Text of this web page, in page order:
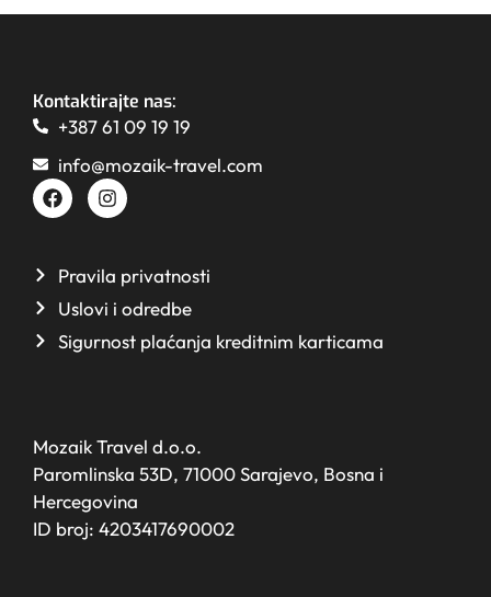
Kontaktirajte nas:
+387 61 09 19 19
info@mozaik-travel.com
Pravila privatnosti
Uslovi i odredbe
Sigurnost plaćanja kreditnim karticama
Mozaik Travel d.o.o.
Paromlinska 53D, 71000 Sarajevo, Bosna i
Hercegovina
ID broj: 4203417690002